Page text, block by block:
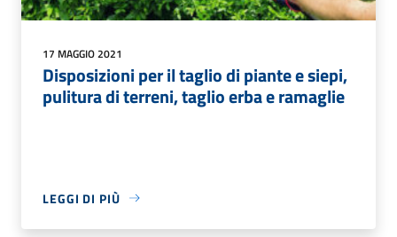
17 MAGGIO 2021
Disposizioni per il taglio di piante e siepi,
pulitura di terreni, taglio erba e ramaglie
LEGGI DI PIÙ